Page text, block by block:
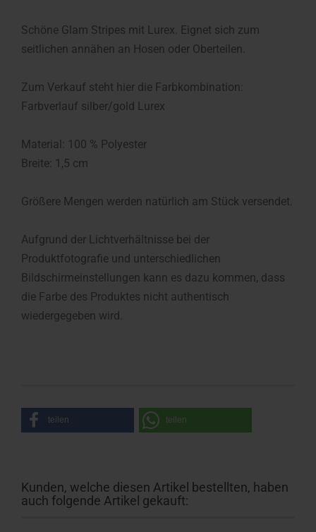
Schöne Glam Stripes mit Lurex. Eignet sich zum
seitlichen annähen an Hosen oder Oberteilen.
Zum Verkauf steht hier die Farbkombination:
Farbverlauf silber/gold Lurex
Material: 100 % Polyester
Breite: 1,5 cm
Größere Mengen werden natürlich am Stück versendet.
Aufgrund der Lichtverhältnisse bei der
Produktfotografie und unterschiedlichen
Bildschirmeinstellungen kann es dazu kommen, dass
die Farbe des Produktes nicht authentisch
wiedergegeben wird.
teilen teilen
Kunden, welche diesen Artikel bestellten, haben
auch folgende Artikel gekauft: